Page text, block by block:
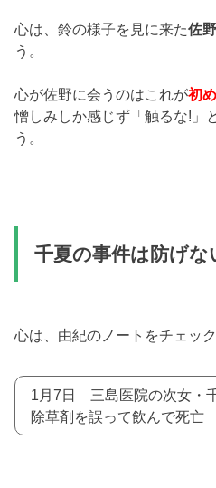
心は、鈴の様子を見に来た佐
う。
心が佐野に会うのはこれが初
憎しみしか感じず「触るな!」
う。
千夏の事件は防げな
心は、由紀のノートをチェック
1月7日 三島医院の次女・
除草剤を誤って飲んで死亡